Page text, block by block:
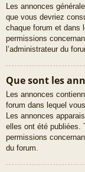
Les annonces
que vous devriez
chaque forum et dans
permissions
l’administrateur du
Que sont les
Les annonces
forum dans lequel
Les annonces
elles ont été publiées.
permissions
du forum.